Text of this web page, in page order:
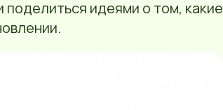
поделиться идеями о том, какие